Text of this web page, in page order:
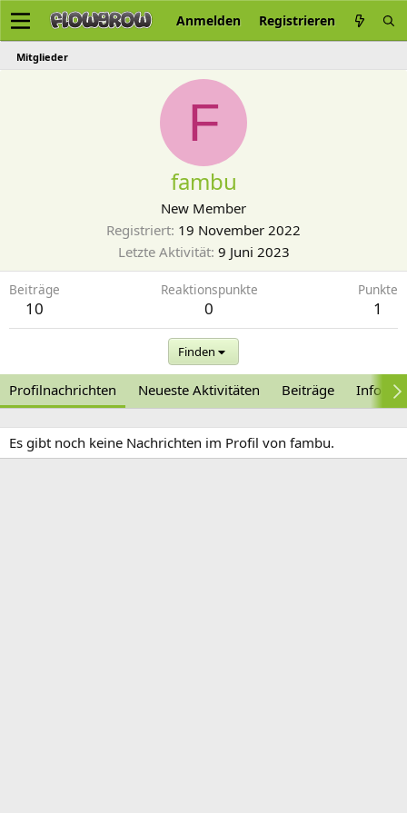
Anmelden Registrieren
Mitglieder
F
fambu
New Member
Registriert 19 November 2022
Letzte Aktivität 9 Juni 2023
Beiträge
10
Reaktionspunkte
0
Punkte
1
Finden
Profilnachrichten Neueste Aktivitäten Beiträge
Es gibt noch keine Nachrichten im Profil von fambu.